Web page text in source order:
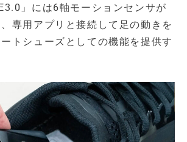
」には6軸モーションセンサが
専用アプリと接続して足の動きを
トシューズとしての機能を提供す